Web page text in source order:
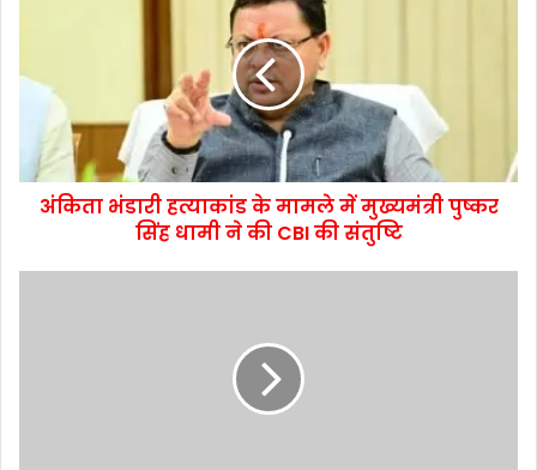
अंकिता भंडारी हत्याकांड के मामले में मुख्यमंत्री पुष्कर
सिंह धामी ने की CBI की संतुष्टि